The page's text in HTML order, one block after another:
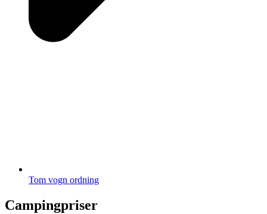
Tom vogn ordning
Campingpriser